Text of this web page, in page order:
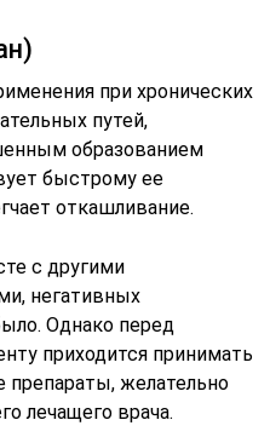
при хронических
путей,
образованием
быстрому ее
откашливание.
с другими
негативных
Однако перед
приходится принимать
желательно
лечащего врача.